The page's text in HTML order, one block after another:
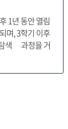
1년 동안 열림
며, 3학기 이후
탐색 과정을 거